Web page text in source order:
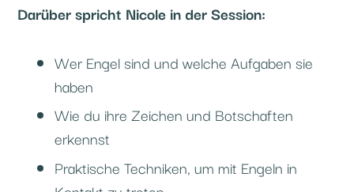
Darüber spricht Nicole in der Session:
Wer Engel sind und welche Aufgaben sie
haben
Wie du ihre Zeichen und Botschaften
erkennst
Praktische Techniken, um mit Engeln in